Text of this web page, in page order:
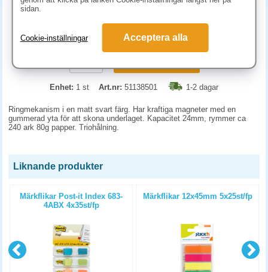
223.80 kr (inkl. moms)
Enhet: 1 st Art.nr: 51138501 1-2 dagar
Ringmekanism i en matt svart färg. Har kraftiga magneter med en
gummerad yta för att skona underlaget. Kapacitet 24mm, rymmer ca
240 ark 80g papper. Triohålning.
Liknande produkter
Märkflikar Post-it Index 683-
4ABX 4x35st/fp
Märkflikar 12x45mm 5x25st/fp
sidan.
Cookie-inställningar Acceptera alla